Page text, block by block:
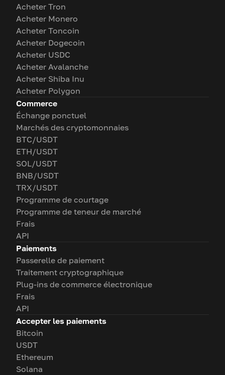
Acheter Tron
Acheter Monero
Acheter Toncoin
Acheter Dogecoin
Acheter USDC
Acheter Avalanche
Acheter Shiba Inu
Acheter Polygon
Commerce
Échange ponctuel
Marchés des cryptomonnaies
BTC/USDT
ETH/USDT
SOL/USDT
BNB/USDT
TRX/USDT
Programme de courtage
Programme de teneur de marché
Frais
API
Paiements
Passerelle de paiement
Traitement cryptographique
Plug-ins de commerce électronique
Frais
API
Accepter les paiements
Bitcoin
USDT
Ethereum
Solana